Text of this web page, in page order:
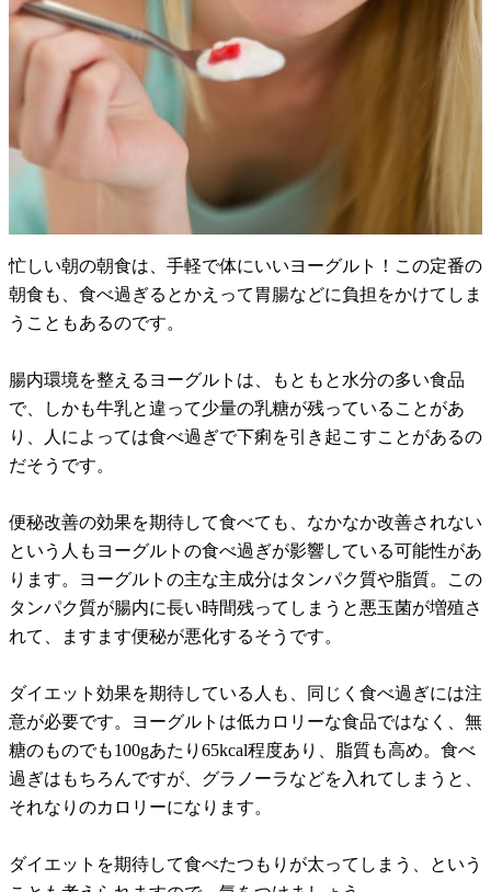
忙しい朝の朝食は、手軽で体にいいヨーグルト！この定番の
朝食も、食べ過ぎるとかえって胃腸などに負担をかけてしま
うこともあるのです。
腸内環境を整えるヨーグルトは、もともと水分の多い食品
で、しかも牛乳と違って少量の乳糖が残っていることがあ
り、人によっては食べ過ぎで下痢を引き起こすことがあるの
だそうです。
便秘改善の効果を期待して食べても、なかなか改善されない
という人もヨーグルトの食べ過ぎが影響している可能性があ
ります。ヨーグルトの主な主成分はタンパク質や脂質。この
タンパク質が腸内に長い時間残ってしまうと悪玉菌が増殖さ
れて、ますます便秘が悪化するそうです。
ダイエット効果を期待している人も、同じく食べ過ぎには注
意が必要です。ヨーグルトは低カロリーな食品ではなく、無
糖のものでも100gあたり65kcal程度あり、脂質も高め。食べ
過ぎはもちろんですが、グラノーラなどを入れてしまうと、
それなりのカロリーになります。
ダイエットを期待して食べたつもりが太ってしまう、という